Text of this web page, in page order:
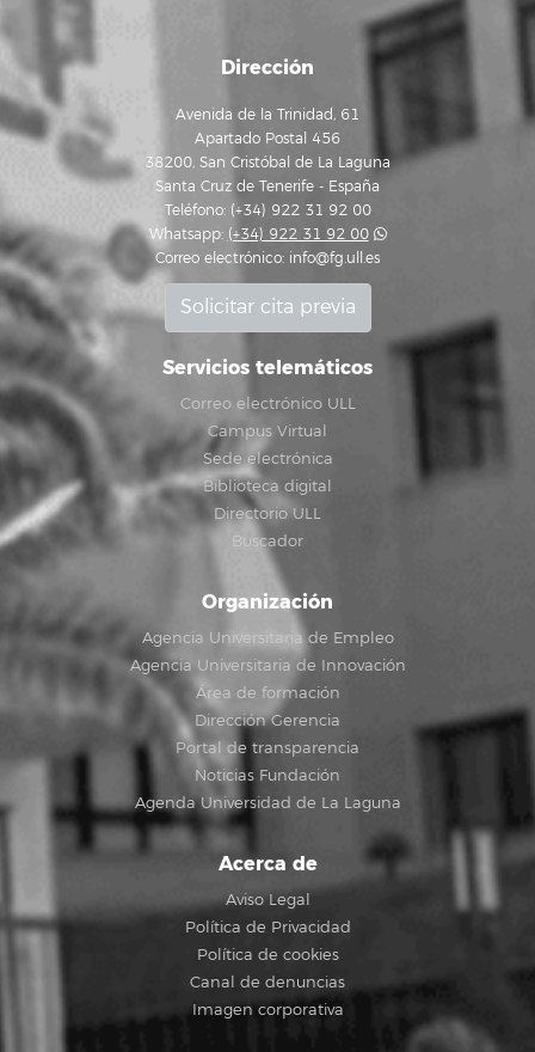
Dirección
Avenida de la Trinidad, 61
Apartado Postal 456
38200, San Cristóbal de La Laguna
Santa Cruz de Tenerife - España
Teléfono: (+34) 922 31 92 00
Whatsapp: (+34) 922 31 92 00
Correo electrónico: info@fg.ull.es
Solicitar cita previa
Servicios telemáticos
Correo electrónico ULL
Campus Virtual
Sede electrónica
Biblioteca digital
Directorio ULL
Buscador
Organización
Agencia Universitaria de Empleo
Agencia Universitaria de Innovación
Área de formación
Dirección Gerencia
Portal de transparencia
Noticias Fundación
Agenda Universidad de La Laguna
Acerca de
Aviso Legal
Política de Privacidad
Política de cookies
Canal de denuncias
Imagen corporativa